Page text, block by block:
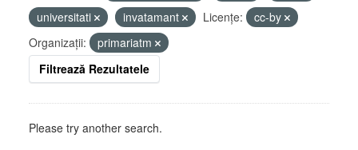
universitati
invatamant Licenţe:
cc-by
Organizații:
primariatm
Filtrează Rezultatele
Please try another search.